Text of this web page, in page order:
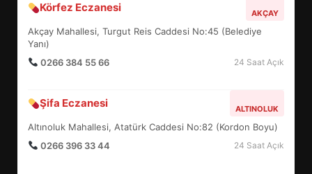
Körfez Eczanesi AKÇAY
Akçay Mahallesi, Turgut Reis Caddesi No:45 (Belediye
Yanı)
0266 384 55 66
24 Saat Açık
Şifa Eczanesi ALTINOLUK
Altınoluk Mahallesi, Atatürk Caddesi No:82 (Kordon Boyu)
0266 396 33 44
24 Saat Açık
6
TURNUVASI KAYITLARI NEYİ
DEĞİŞTİRİYOR?
7
YENİ YÖNETİM NASIL
ŞEKİLLENDİ?